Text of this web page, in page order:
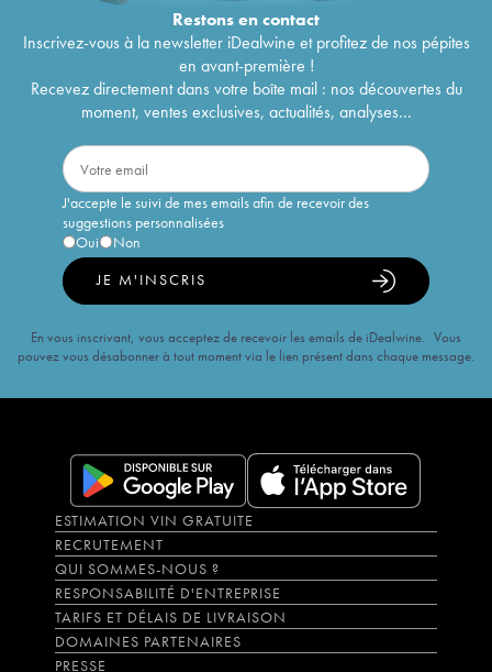
Restons encontact
Inscrivez-vous à la newsletter iDealwine et profitez de nos pépites
en avant-première !
Recevez directement dans votre boîte mail : nos découvertes du
moment, ventes exclusives, actualités, analyses...
J'accepte le suivi de mes emails afin de recevoir des
suggestions personnalisées
Oui
Non
JE M'INSCRIS
En vous inscrivant, vous acceptez de recevoir les emails de iDealwine. Vous
pouvez vous désabonner à tout moment via le lien présent dans chaque message.
ESTIMATION VIN GRATUITE
RECRUTEMENT
QUI SOMMES-NOUS ?
RESPONSABILITÉ D'ENTREPRISE
TARIFS ET DÉLAIS DE LIVRAISON
DOMAINES PARTENAIRES
PRESSE